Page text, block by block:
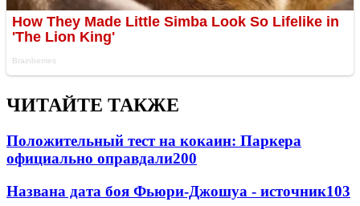
ЧИТАЙТЕ ТАКЖЕ
Положительный тест на кокаин: Паркера
официально оправдали200
Названа дата боя Фьюри-Джошуа - источник103